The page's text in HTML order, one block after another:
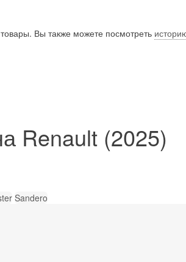
Вы также можете посмотреть
Renault (2025)
Sandero